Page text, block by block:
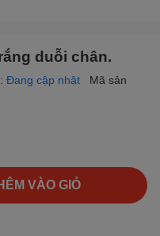
duỗi chân.
Đang cập nhật
Mã sản
VÀO GIỎ